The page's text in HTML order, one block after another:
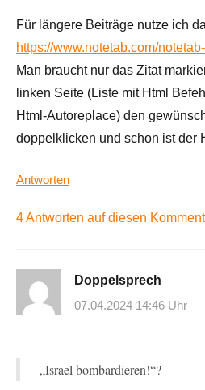
Für längere Beiträge nutze ich
https://www.notetab.com/
Man braucht nur das Zitat
linken Seite (Liste mit Html
Html-Autoreplace) den
doppelklicken und schon ist der
Antworten
4 Antworten auf diesen
Doppelsprech
07.04.2024 14:46 Uhr
„Israel bombardieren!“?